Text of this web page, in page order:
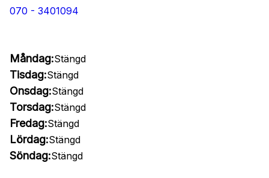
070 - 3401094
Måndag:Stängd
Tisdag:Stängd
Onsdag:Stängd
Torsdag:Stängd
Fredag:Stängd
Lördag:Stängd
Söndag:Stängd